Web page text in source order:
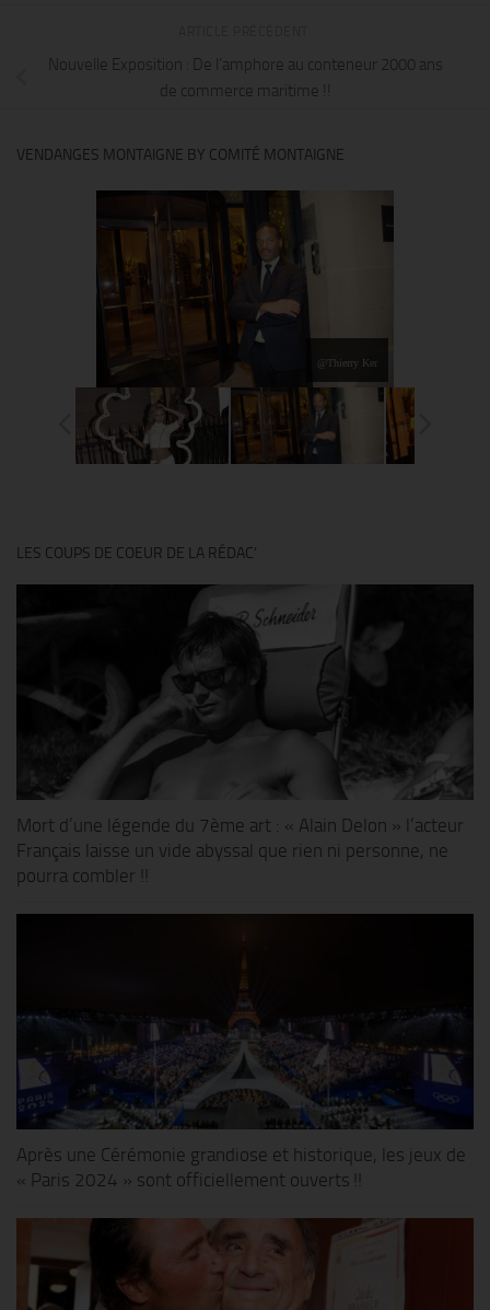
Nouvelle Exposition : De l’amphore au conteneur 2000 ans
de commerce maritime !!
VENDANGES MONTAIGNE BY COMITÉ MONTAIGNE
@Thierry Ker
LES COUPS DE COEUR DE LA RÉDAC’
Mort d’une légende du 7ème art : « Alain Delon » l’acteur
Français laisse un vide abyssal que rien ni personne, ne
pourra combler !!
Après une Cérémonie grandiose et historique, les jeux de
« Paris 2024 » sont officiellement ouverts !!